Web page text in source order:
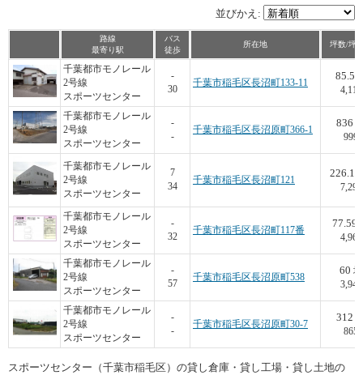
並びかえ:
路線
最寄り駅
バス
徒歩
所在地 坪数/坪
千葉都市モノレール
2号線
スポーツセンター
-
30
千葉市稲毛区長沼町133-11
85.5
4,117
千葉都市モノレール
2号線
スポーツセンター
-
-
千葉市稲毛区長沼原町366-1
836
999
千葉都市モノレール
2号線
スポーツセンター
7
34
千葉市稲毛区長沼町121
226.11
7,297
千葉都市モノレール
2号線
スポーツセンター
-
32
千葉市稲毛区長沼町117番
77.59
4,962
千葉都市モノレール
2号線
スポーツセンター
-
57
千葉市稲毛区長沼原町538
60 坪
3,942
千葉都市モノレール
2号線
スポーツセンター
-
-
千葉市稲毛区長沼原町30-7
312
865
スポーツセンター（千葉市稲毛区）の貸し倉庫・貸し工場・貸し土地の